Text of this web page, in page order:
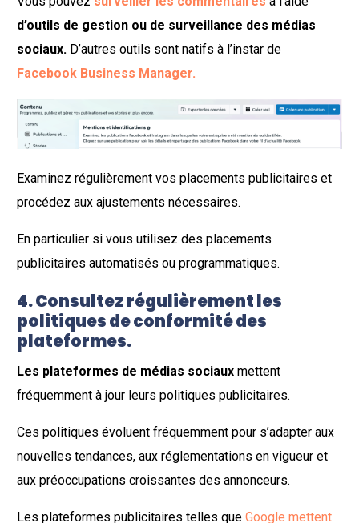
d’outils de gestion ou de surveillance des médias
sociaux. D’autres outils sont natifs à l’instar de
Facebook Business Manager.
Examinez régulièrement vos placements publicitaires et
procédez aux ajustements nécessaires.
En particulier si vous utilisez des placements
publicitaires automatisés ou programmatiques.
4. Consultez régulièrement les
politiques de conformité des
plateformes.
Les plateformes de médias sociaux mettent
fréquemment à jour leurs politiques publicitaires.
Ces politiques évoluent fréquemment pour s’adapter aux
nouvelles tendances, aux réglementations en vigueur et
aux préoccupations croissantes des annonceurs.
Les plateformes publicitaires telles queGoogle mettent